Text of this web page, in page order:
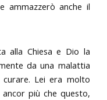
ammazzerò anche il
alla Chiesa e Dio la
da una malattia
Lei era molto
più che questo,